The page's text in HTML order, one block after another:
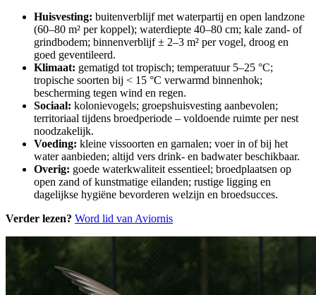
Huisvesting: buitenverblijf met waterpartij en open landzone
(60–80 m² per koppel); waterdiepte 40–80 cm; kale zand- of
grindbodem; binnenverblijf ± 2–3 m² per vogel, droog en
goed geventileerd.
Klimaat: gematigd tot tropisch; temperatuur 5–25 °C;
tropische soorten bij < 15 °C verwarmd binnenhok;
bescherming tegen wind en regen.
Sociaal: kolonievogels; groepshuisvesting aanbevolen;
territoriaal tijdens broedperiode – voldoende ruimte per nest
noodzakelijk.
Voeding: kleine vissoorten en garnalen; voer in of bij het
water aanbieden; altijd vers drink- en badwater beschikbaar.
Overig: goede waterkwaliteit essentieel; broedplaatsen op
open zand of kunstmatige eilanden; rustige ligging en
dagelijkse hygiëne bevorderen welzijn en broedsucces.
Verder lezen? Word lid van Aviornis